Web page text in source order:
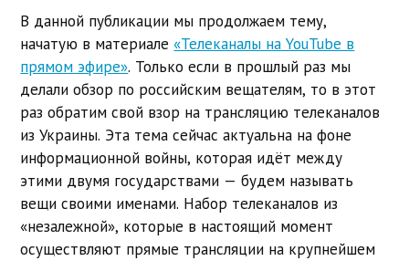
В данной публикации мы продолжаем тему,
начатую в материале«Телеканалы на YouTube в
прямом эфире». Только если в прошлый раз мы
делали обзор по российским вещателям, то в этот
раз обратим свой взор на трансляцию телеканалов
из Украины. Эта тема сейчас актуальна на фоне
информационной войны, которая идёт между
этими двумя государствами — будем называть
вещи своими именами. Набор телеканалов из
«незалежной», которые в настоящий момент
осуществляют прямые трансляции на крупнейшем